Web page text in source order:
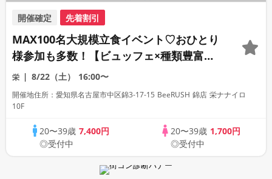
開催確定 先着割引
MAX100名大規模立食イベント♡おひとり
様参加も多数！【ビュッフェ×種類豊富な
フリードリンク♪】【大人の広々ダイニン
グバー貸切】～LOVE FES NAGOYA～
栄 8/22（土） 16:00〜
開催地住所：愛知県名古屋市中区錦3‑17‑15 BeeRUSH 錦店 栄ナナイロ
10F
20〜39歳7,400円
◎受付中
20〜39歳 1,700円
◎受付中